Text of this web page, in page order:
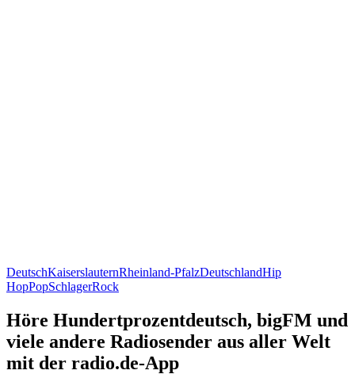
DeutschKaiserslauternRheinland-PfalzDeutschlandHip
HopPopSchlagerRock
Höre Hundertprozentdeutsch, bigFM und
viele andere Radiosender aus aller Welt
mit der radio.de-App